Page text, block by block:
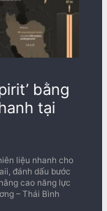
bằng
tại
liệu nhanh cho
đánh dấu bước
cao năng lực
– Thái Bình